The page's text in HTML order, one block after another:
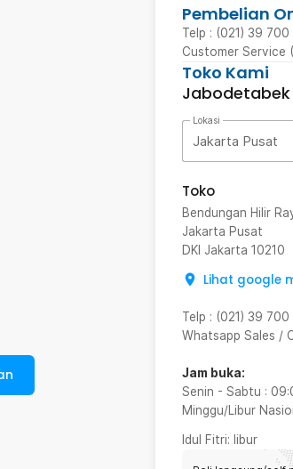
Pembelian
Telp : (021) 39
Customer Service
Toko Kami
Jabodetabek
Lokasi
Jakarta Pusat
Toko
Bendungan Hilir
Jakarta Pusat
DKI Jakarta 10210
Lihat google
Telp : (021) 39 700
Whatsapp Sales /
Jam buka:
Senin - Sabtu :
Minggu/Libur
Idul Fitri: libur